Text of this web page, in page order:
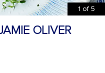
1 of 5
OLIVER